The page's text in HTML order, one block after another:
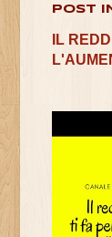
POST
IL